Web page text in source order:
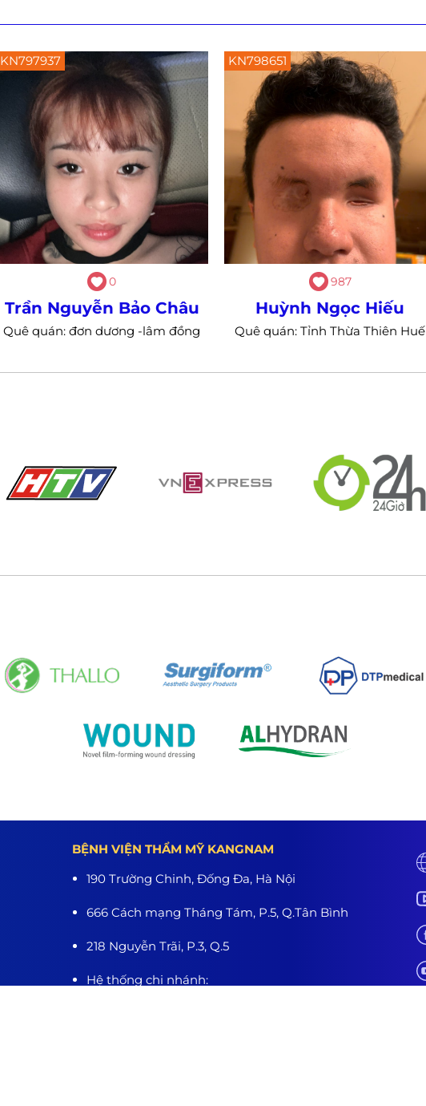
KN797937
0
Trần Nguyễn Bảo Châu
Quê quán: đơn dương -lâm đồng
KN798651
987
Huỳnh Ngọc Hiếu
Quê quán: Tỉnh Thừa Thiên Huế
BỆNH VIỆN THẨM MỸ KANGNAM
190 Trường Chinh, Đống Đa, Hà Nội
666 Cách mạng Tháng Tám, P.5, Q.Tân Bình
218 Nguyễn Trãi, P.3, Q.5
Hệ thống chi nhánh: